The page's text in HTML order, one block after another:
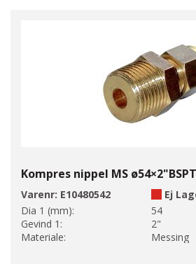
Kompres nippel MS ø54×2"BSPT
Varenr: E10480542
Ej
Dia 1 (mm):
54
Gevind 1:
2"
Materiale:
Messing